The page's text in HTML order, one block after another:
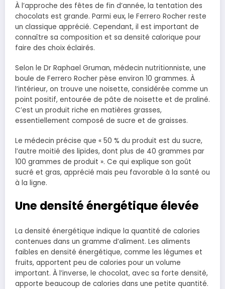
À l’approche des fêtes de fin d’année, la tentation des
chocolats est grande. Parmi eux, le Ferrero Rocher reste
un classique apprécié. Cependant, il est important de
connaître sa composition et sa densité calorique pour
faire des choix éclairés.
Selon le Dr Raphael Gruman, médecin nutritionniste, une
boule de Ferrero Rocher pèse environ 10 grammes. À
l’intérieur, on trouve une noisette, considérée comme un
point positif, entourée de pâte de noisette et de praliné.
C’est un produit riche en matières grasses,
essentiellement composé de sucre et de graisses.
Le médecin précise que « 50 % du produit est du sucre,
l’autre moitié des lipides, dont plus de 40 grammes par
100 grammes de produit ». Ce qui explique son goût
sucré et gras, apprécié mais peu favorable à la santé ou
à la ligne.
Une densité énergétique élevée
La densité énergétique indique la quantité de calories
contenues dans un gramme d’aliment. Les aliments
faibles en densité énergétique, comme les légumes et
fruits, apportent peu de calories pour un volume
important. À l’inverse, le chocolat, avec sa forte densité,
apporte beaucoup de calories dans une petite quantité.